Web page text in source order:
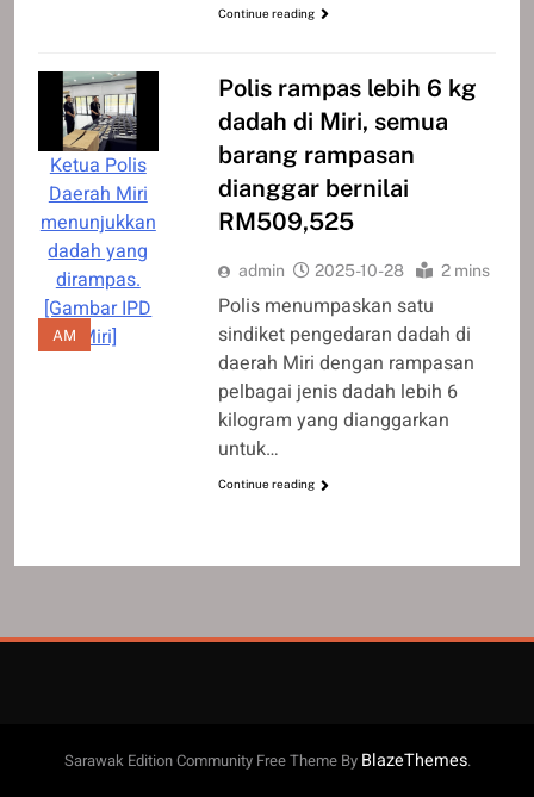
Continue reading
Ketua Polis
Daerah Miri
menunjukkan
dadah yang
dirampas.
[Gambar IPD
Miri]
AM
Polis rampas lebih 6 kg
dadah di Miri, semua
barang rampasan
dianggar bernilai
RM509,525
admin 2025-10-28 2 mins
Polis menumpaskan satu
sindiket pengedaran dadah di
daerah Miri dengan rampasan
pelbagai jenis dadah lebih 6
kilogram yang dianggarkan
untuk…
Continue reading
Sarawak Edition Community Free Theme By BlazeThemes.